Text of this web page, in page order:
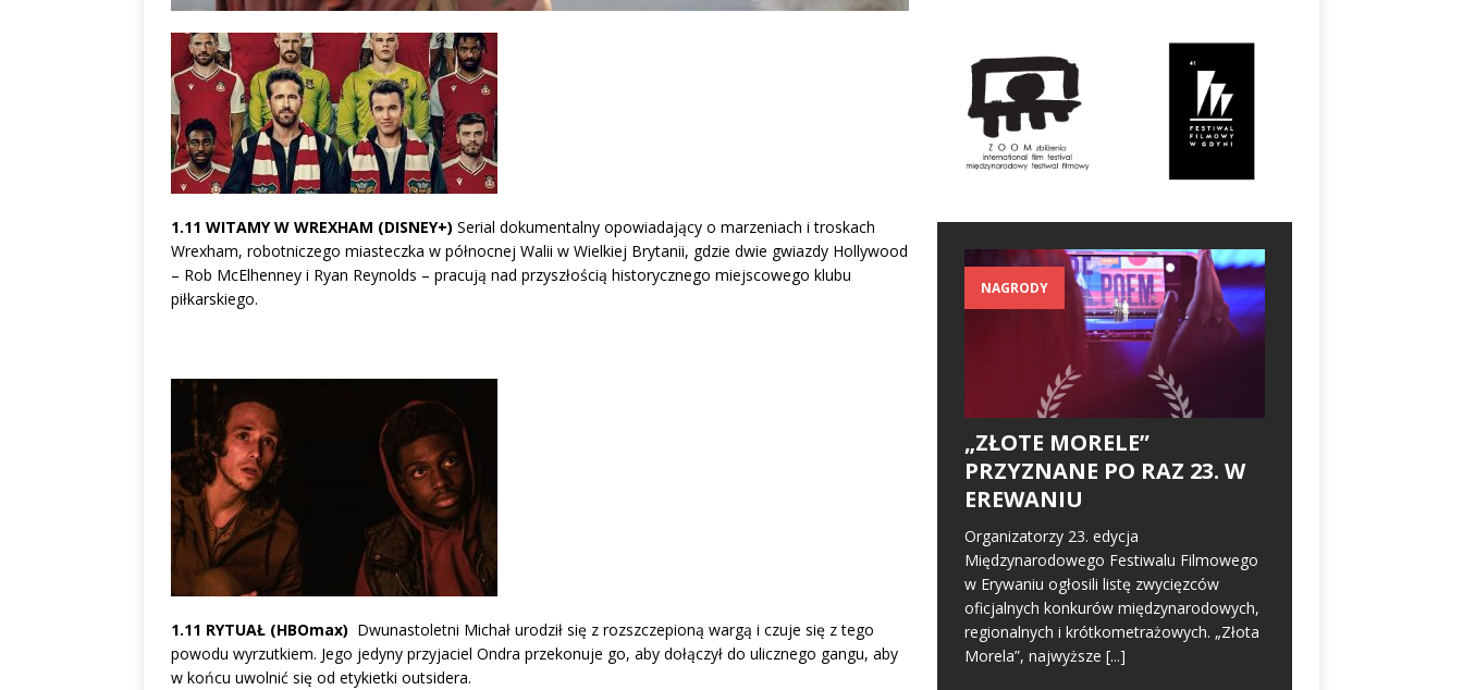
1.11 WITAMY W WREXHAM (DISNEY+) Serial dokumentalny opowiadający o marzeniach i troskach
Wrexham, robotniczego miasteczka w północnej Walii w Wielkiej Brytanii, gdzie dwie gwiazdy Hollywood
– Rob McElhenney i Ryan Reynolds – pracują nad przyszłością historycznego miejscowego klubu
piłkarskiego.
1.11 RYTUAŁ (HBOmax) Dwunastoletni Michał urodził się z rozszczepioną wargą i czuje się z tego
powodu wyrzutkiem. Jego jedyny przyjaciel Ondra przekonuje go, aby dołączył do ulicznego gangu, aby
w końcu uwolnić się od etykietki outsidera.
NAGRODY
„ZŁOTE MORELE”
PRZYZNANE PO RAZ 23. W
EREWANIU
Organizatorzy 23. edycja
Międzynarodowego Festiwalu Filmowego
w Erywaniu ogłosili listę zwycięzców
oficjalnych konkurów międzynarodowych,
regionalnych i krótkometrażowych. „Złota
Morela”, najwyższe [...]